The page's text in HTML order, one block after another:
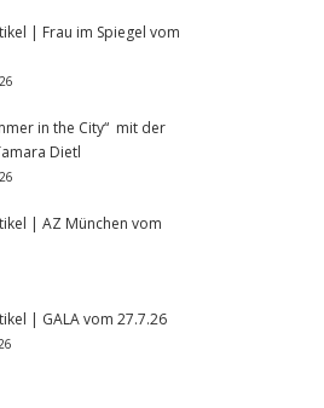
| Frau im Spiegel vom
in the City“ mit der
Dietl
| AZ München vom
| GALA vom 27.7.26